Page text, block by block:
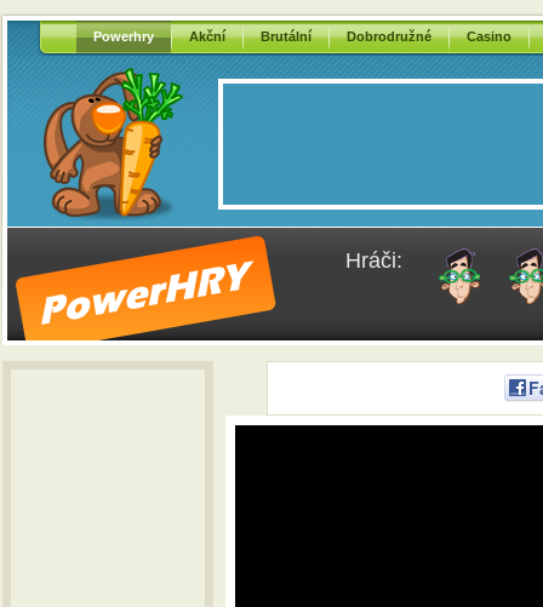
Powerhry Akční Brutální Dobrodružné Casino
Hráči: